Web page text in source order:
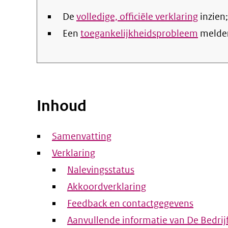
De volledige, officiële verklaring inzien;
Een toegankelijkheidsprobleem
Inhoud
Samenvatting
Verklaring
Nalevingsstatus
Akkoordverklaring
Feedback en contactgegevens
Aanvullende informatie van De